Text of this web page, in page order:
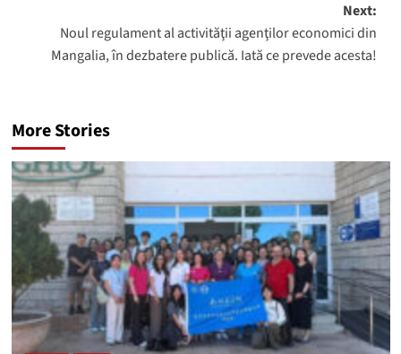
Next:
Noul regulament al activităţii agenţilor economici din
Mangalia, în dezbatere publică. Iată ce prevede acesta!
More Stories